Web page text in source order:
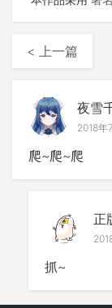
< 上一篇
夜雪
2018年
爬~爬~爬
正
抓~